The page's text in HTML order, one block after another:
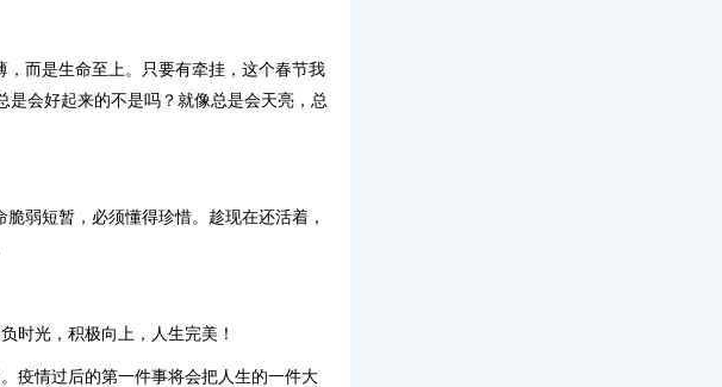
而是生命至上。只要有牵挂，这个春节我
会好起来的不是吗？就像总是会天亮，总
弱短暂，必须懂得珍惜。趁现在还活着，
时光，积极向上，人生完美！
疫情过后的第一件事将会把人生的一件大